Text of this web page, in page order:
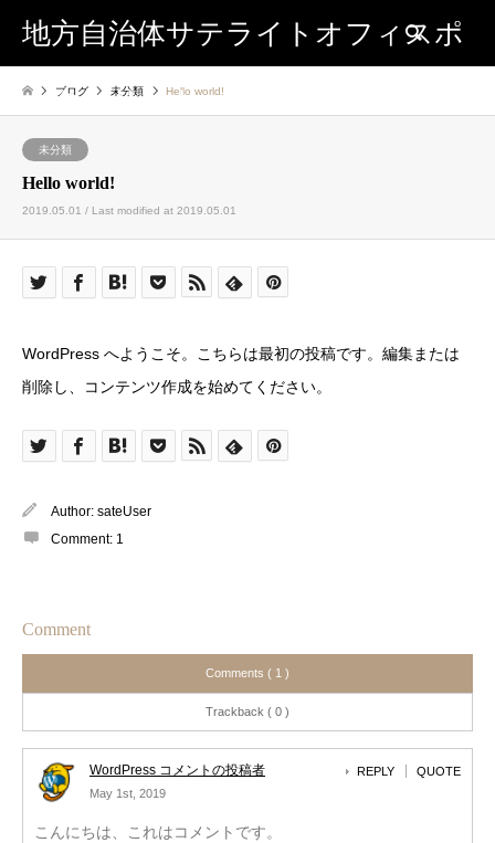
地方自治体サテライトオフィスポ
ータルサイト
Search
ブログ 未分類 Hello world!
未分類
Hello world!
2019.05.01 / Last modified at 2019.05.01
WordPress へようこそ。こちらは最初の投稿です。編集または
削除し、コンテンツ作成を始めてください。
Author: sateUser
Comment: 1
Comment
Comments ( 1 )
Trackback ( 0 )
WordPress コメントの投稿者
May 1st, 2019
REPLY QUOTE
こんにちは、これはコメントです。